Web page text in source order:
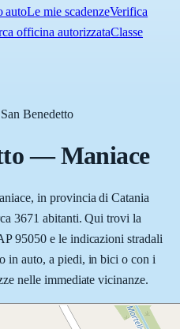
autoLe mie scadenzeVerifica
officina autorizzataClasse
Benedetto
—Maniace
in provincia di Catania
3671 abitanti. Qui trovi la
95050 e le indicazioni stradali
in auto, a piedi, in bici o con i
nelle immediate vicinanze.